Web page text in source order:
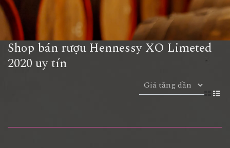
Shop bán rượu Hennessy XO Limeted
2020 uy tín